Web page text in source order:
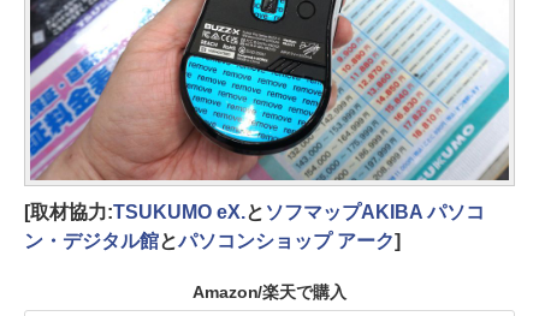
[取材協力:TSUKUMO eX.と ソフマップAKIBA パソコ
ン・デジタル館とパソコンショップ アーク]
Amazon/楽天で購入